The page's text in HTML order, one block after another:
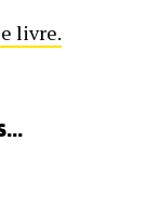
livre.